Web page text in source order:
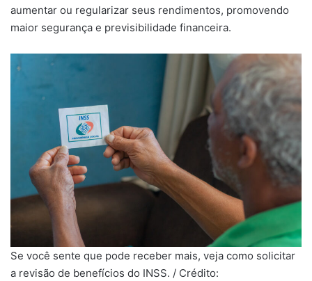
aumentar ou regularizar seus rendimentos, promovendo
maior segurança e previsibilidade financeira.
Se você sente que pode receber mais, veja como solicitar
a revisão de benefícios do INSS. / Crédito: